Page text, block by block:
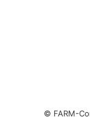
© FARM-